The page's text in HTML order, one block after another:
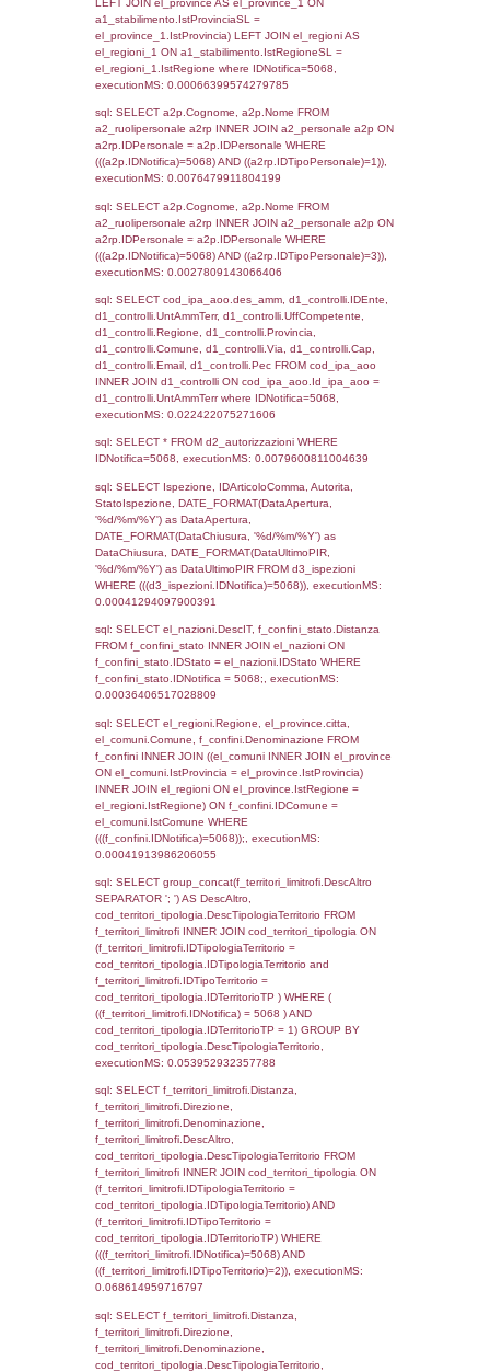
sql: SELECT COUNT(*) FROM `userlevels`
`userlevelid` = -2, executionMS:
sql: SELECT `userlevelid`, `userlevelname`
sql: SELECT COUNT(*) FROM
WHERE `userlevelid` = -2, executionMS:
sql: SELECT `tablename`, `userlevelid`,
`userlevelpermissions` WHERE `userlevelid`
sql: SELECT a1.RagioneSociale,
localita, el_prov.citta AS provincia,
DATE(n.DataInvioNotifica) as
n.FileNotificaZip, n.DataFileNotificaZip
LEFT JOIN infostabilimento i ON
n.CodiceUnivoco LEFT JOIN
a1.CodiceUnivoco = n.CodiceUnivoco LEFT
el_comuni AS el_com ON a1.ComuneStab =
el_com.IstComune LEFT JOIN el_province
a1.ProvinciaStab = el_prov.IstProvincia
n.IDNotifica = 5068;, executionMS:
sql: SELECT a1_stabilimento.*,
ComuneST, el_province.citta as
el_regioni.Regione as RegioneST,
as ComuneSL, el_province_1.citta as
el_regioni_1.Regione as RegioneSL FROM
(((((a1_stabilimento LEFT JOIN el_comuni
a1_stabilimento.ComuneStab =
LEFT JOIN el_province ON
= el_province.IstProvincia) LEFT JOIN
a1_stabilimento.RegioneStab =
LEFT JOIN el_comuni AS el_comuni_1 ON
a1_stabilimento.IstComuneSL =
LEFT JOIN el_province AS el_province_1
a1_stabilimento.IstProvinciaSL =
el_province_1.IstProvincia) LEFT JOIN
el_regioni_1 ON
el_regioni_1.IstRegione where
executionMS: 0.00066399574279785
sql: SELECT a2p.Cognome, a2p.Nome
a2_ruolipersonale a2rp INNER JOIN
a2rp.IDPersonale = a2p.IDPersonale
(((a2p.IDNotifica)=5068) AND
executionMS: 0.0076479911804199
sql: SELECT a2p.Cognome, a2p.Nome
a2_ruolipersonale a2rp INNER JOIN
a2rp.IDPersonale = a2p.IDPersonale
(((a2p.IDNotifica)=5068) AND
executionMS: 0.0027809143066406